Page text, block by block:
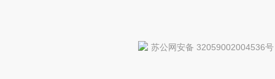
苏公网安备 32059002004536号